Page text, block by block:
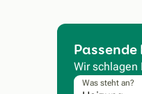
Wir schlagen
Was steht an?